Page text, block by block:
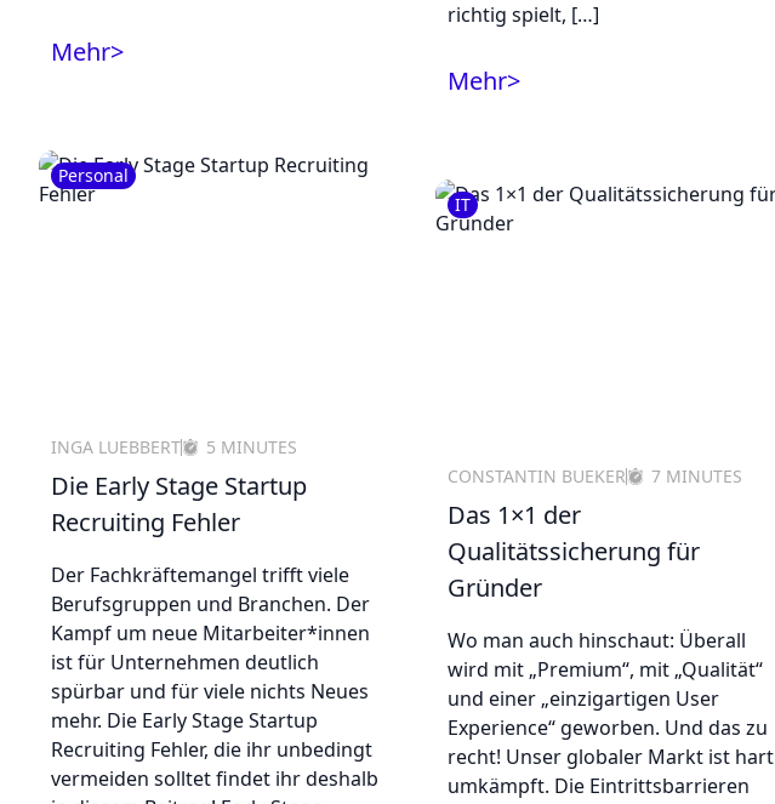
Mehr>
Personal
INGA LUEBBERT 5 MINUTES
Die Early Stage Startup
Recruiting Fehler
Der Fachkräftemangel trifft viele
Berufsgruppen und Branchen. Der
Kampf um neue Mitarbeiter*innen
ist für Unternehmen deutlich
spürbar und für viele nichts Neues
mehr. Die Early Stage Startup
Recruiting Fehler, die ihr unbedingt
vermeiden solltet findet ihr deshalb
richtig spielt, […]
Mehr>
IT
CONSTANTIN BUEKER 7 MINUTES
Das 1×1 der
Qualitätssicherung für
Gründer
Wo man auch hinschaut: Überall
wird mit „Premium“, mit „Qualität“
und einer „einzigartigen User
Experience“ geworben. Und das zu
recht! Unser globaler Markt ist hart
umkämpft. Die Eintrittsbarrieren